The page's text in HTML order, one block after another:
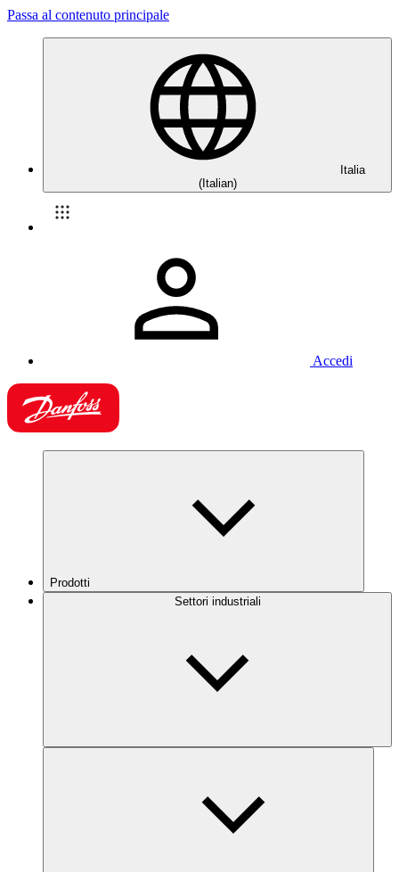
Passa al contenuto principale
Italia
(Italian)
Accedi
Prodotti
Settori industriali